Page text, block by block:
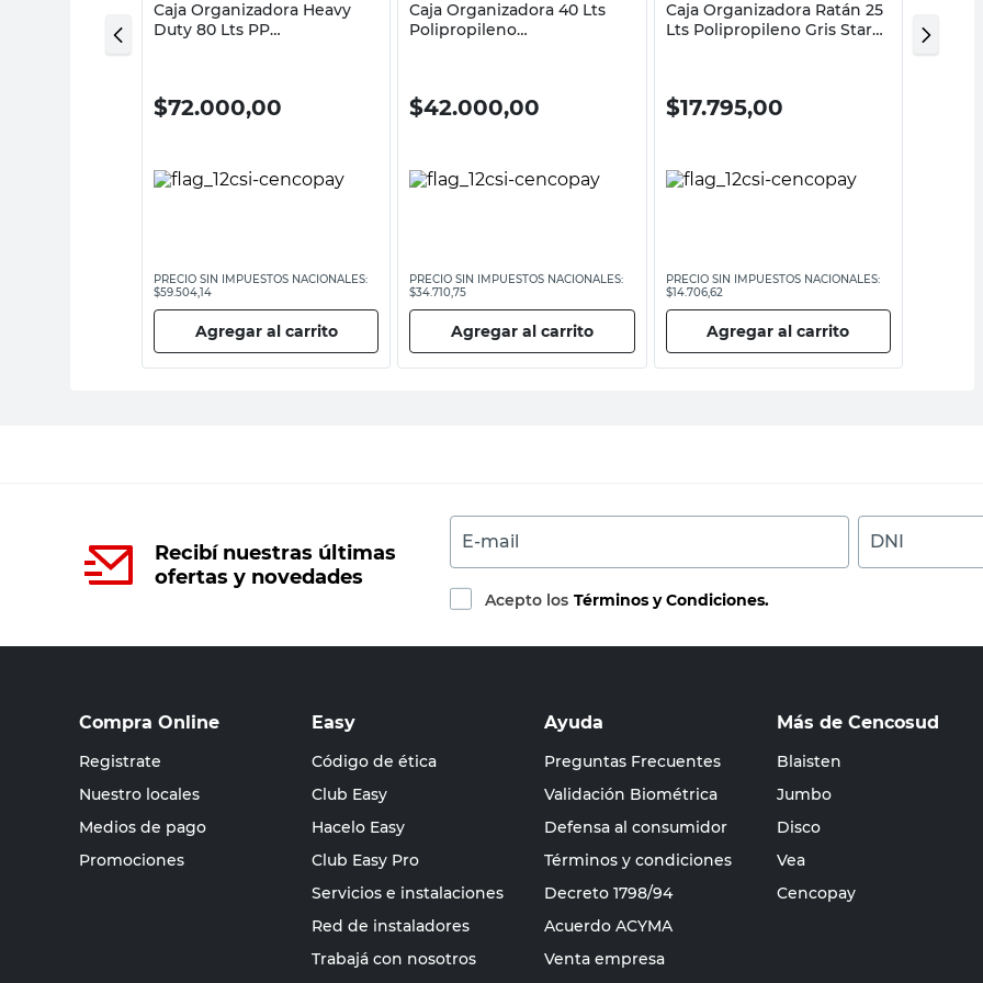
Caja Organizadora Heavy
Duty 80 Lts PP
$72.000,00
PRECIO SIN IMPUESTOS NACIONALES:
$59.504,14
Agregar al carrito
Caja Organizadora 40 Lts
Polipropileno
$42.000,00
PRECIO SIN IMPUESTOS NACIONALES:
$34.710,75
Agregar al carrito
Caja Organizadora Ratán 25
Lts Polipropileno Gris Star
$17.795,00
PRECIO SIN IMPUESTOS NACIONALES:
$14.706,62
Agregar al carrito
Recibí nuestras últimas
ofertas y novedades
E-mail DNI
Acepto los Términos y Condiciones.
Compra Online
Registrate
Nuestro locales
Medios de pago
Promociones
Easy
Código de ética
Club Easy
Hacelo Easy
Club Easy Pro
Servicios e instalaciones
Red de instaladores
Trabajá con nosotros
Ayuda
Preguntas Frecuentes
Validación Biométrica
Defensa al consumidor
Términos y condiciones
Decreto 1798/94
Acuerdo ACYMA
Venta empresa
Más de Cencosud
Blaisten
Jumbo
Disco
Vea
Cencopay